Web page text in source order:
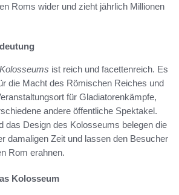
Roms wider und zieht jährlich Millionen
ist reich und facettenreich. Es
die Macht des Römischen Reiches und
für Gladiatorenkämpfe,
andere öffentliche Spektakel.
das Design des Kolosseums belegen die
damaligen Zeit und lassen den Besucher
Rom erahnen.
Kolosseum